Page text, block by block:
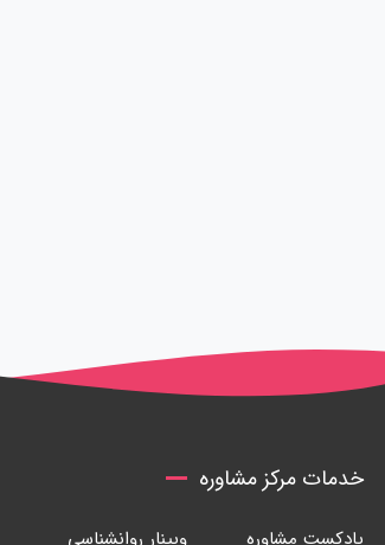
خدمات مرکز مشاوره
پادکست مشاوره وبینار روانشناسی